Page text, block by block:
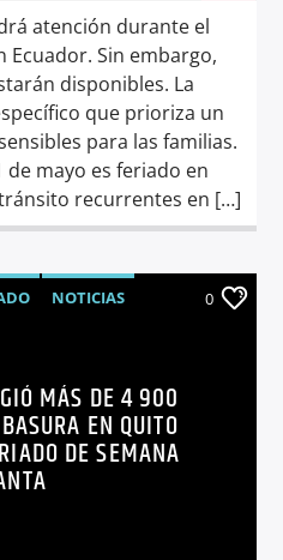
atención durante el
Ecuador. Sin embargo,
disponibles. La
que prioriza un
para las familias.
de mayo es feriado en
recurrentes en […]
NOTICIAS
0
MÁS DE 4 900
EN QUITO
DE SEMANA